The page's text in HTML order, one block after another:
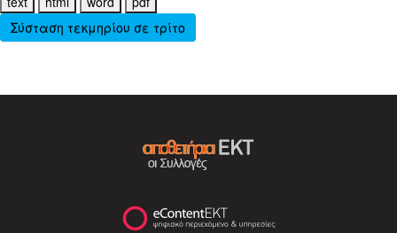
Σύσταση τεκμηρίου σε τρίτο